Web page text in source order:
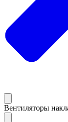
Вентиляторы